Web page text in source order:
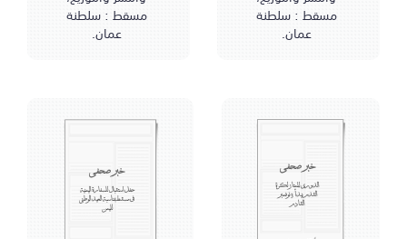
مسقط : سلطنة
عمان.
مسقط : سلطنة
عمان.
خبر صحفي
حفل استقبال للسفارة اليمنية
في مسقط بمناسبة العيد الوطني
لليمن
خبر صحفي
الدوري الممتاز لكرة
القدم يبدأ 3 نوفمبر
القادم